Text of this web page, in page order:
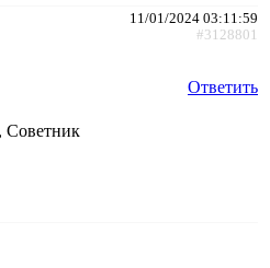
11/01/2024 03:11:59
#3128801
Ответить
Советник